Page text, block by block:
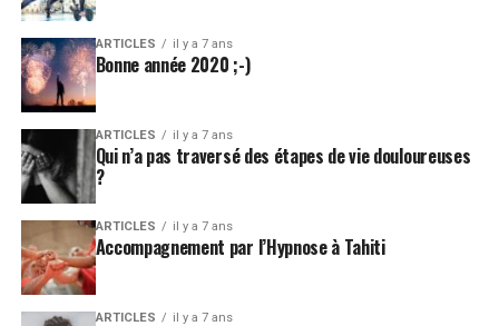
ARTICLES il y a 7 ans
Bonne année 2020 ;-)
ARTICLES il y a 7 ans
Qui n’a pas traversé des étapes de vie douloureuses
?
ARTICLES il y a 7 ans
Accompagnement par l’Hypnose à Tahiti
ARTICLES il y a 7 ans